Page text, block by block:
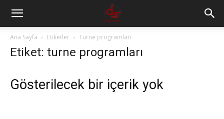
Ana Sayfa Etiketler Turne programları
Etiket: turne programları
Gösterilecek bir içerik yok